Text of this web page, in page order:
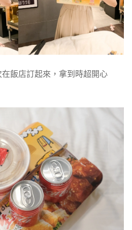
飯店訂起來，拿到時超開心